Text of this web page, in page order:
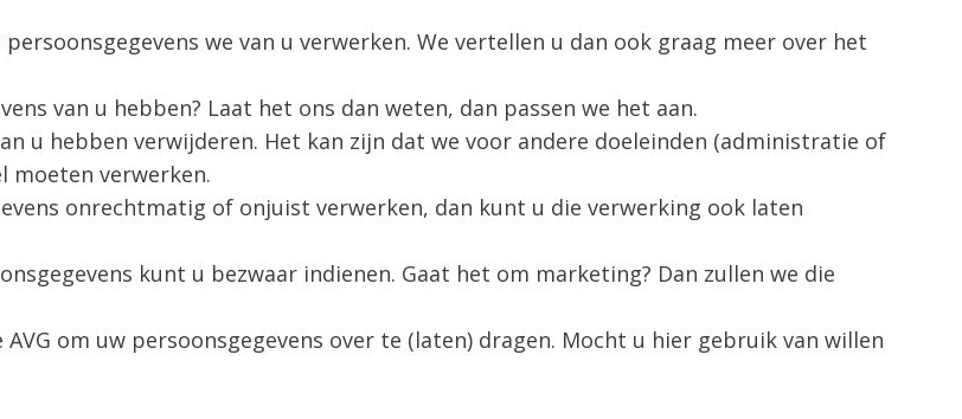
we van u verwerken. We vertellen u dan ook graag meer over het
van u hebben? Laat het ons dan weten, dan passen we het aan.
u hebben verwijderen. Het kan zijn dat we voor andere doeleinden (administratie of
moeten verwerken.
onrechtmatig of onjuist verwerken, dan kunt u die verwerking ook laten
kunt u bezwaar indienen. Gaat het om marketing? Dan zullen we die
om uw persoonsgegevens over te (laten) dragen. Mocht u hier gebruik van willen